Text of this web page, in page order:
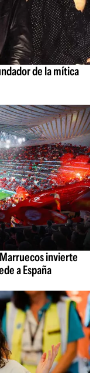
de la mítica
invierte
a España